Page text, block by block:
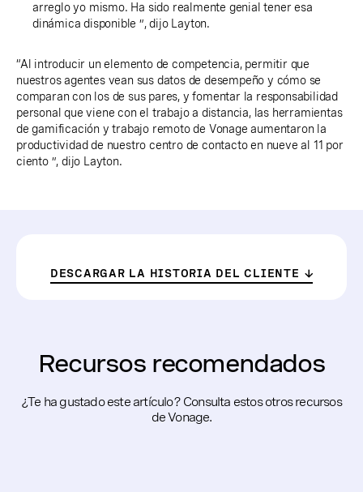
arreglo yo mismo. Ha sido realmente genial tener esa
dinámica disponible ”, dijo Layton.
“Al introducir un elemento de competencia, permitir que
nuestros agentes vean sus datos de desempeño y cómo se
comparan con los de sus pares, y fomentar la responsabilidad
personal que viene con el trabajo a distancia, las herramientas
de gamificación y trabajo remoto de Vonage aumentaron la
productividad de nuestro centro de contacto en nueve al 11 por
ciento ”, dijo Layton.
DESCARGAR LA HISTORIA DEL CLIENTE
Recursos recomendados
¿Te ha gustado este artículo? Consulta estos otros recursos
de Vonage.